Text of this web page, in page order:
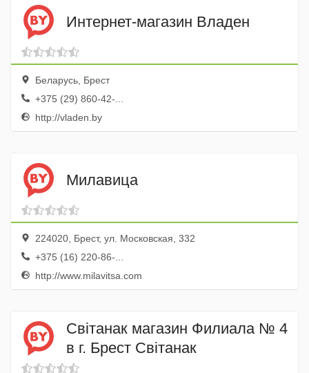
Интернет-магазин Владен
Беларусь, Брест
+375 (29) 860-42-...
http://vladen.by
Милавица
224020, Брест, ул. Московская, 332
+375 (16) 220-86-...
http://www.milavitsa.com
Свiтанак магазин Филиала № 4
в г. Брест Свiтанак